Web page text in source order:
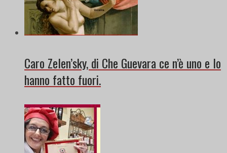
Caro Zelen’sky, di Che Guevara ce n’è uno e lo
hanno fatto fuori.